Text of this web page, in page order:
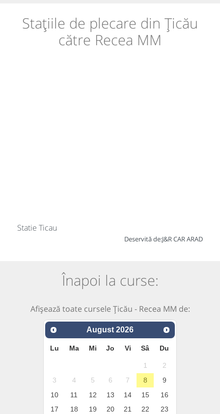
Stațiile de plecare din Țicău
către Recea MM
Statie Ticau
Deservită de:J&R CAR ARAD
Înapoi la curse:
Afișează toate cursele Țicău - Recea MM de:
August 2026
Lu Ma Mi Jo Vi Sâ Du
1
2
3
4 5 6 7 8
9
10
11 12 13 14 15
16
17
18 19 20 21 22
23